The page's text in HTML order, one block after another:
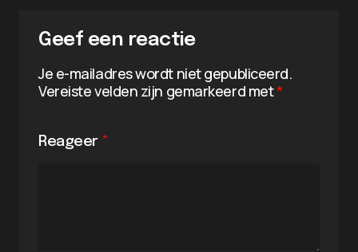
Geef een reactie
Je e-mailadres wordt niet gepubliceerd.
Vereiste velden zijn gemarkeerd met*
Reageer *